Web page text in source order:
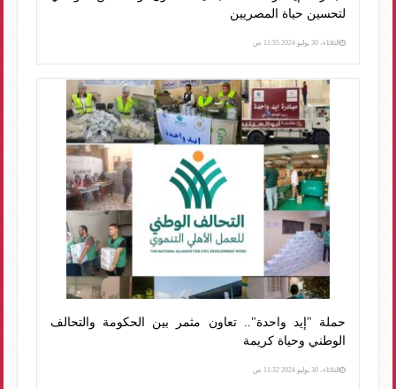
لتحسين حياة المصريين
الثلاثاء، 30 يوليو 2024 11:55 ص
حملة "إيد واحدة".. تعاون مثمر بين الحكومة والتحالف
الوطني وحياة كريمة
الثلاثاء، 30 يوليو 2024 11:32 ص